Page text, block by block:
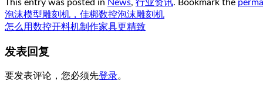
This entry was posted in News, 行业资讯. Bookmark the
泡沫模型雕刻机，佳梆数控泡沫雕刻机
怎么用数控开料机制作家具更精致
发表回复
要发表评论，您必须先登录。